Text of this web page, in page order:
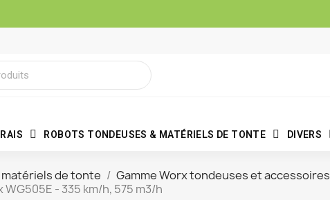
ROBOTS TONDEUSES & MATÉRIELS DE TONTE DIVERS
de tonte Gamme Worx tondeuses et accessoires
- 335 km/h, 575 m3/h